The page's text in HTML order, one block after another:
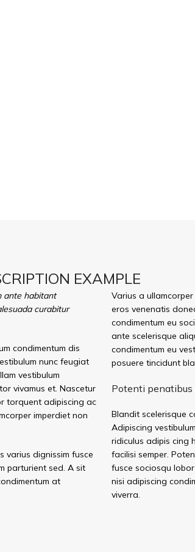
EXAMPLE
ante habitant
curabitur
condimentum dis
nunc feugiat
vestibulum
vivamus et. Nascetur
torquent adipiscing ac
imperdiet non
varius dignissim fusce
parturient sed. A sit
at
Varius a
eros venenatis
condimentum eu
ante scelerisque
condimentum eu
posuere tincidunt
Potenti penatibus
Blandit scelerisque
Adipiscing
ridiculus adipis cing
facilisi semper.
fusce sociosqu
nisi adipiscing
viverra.